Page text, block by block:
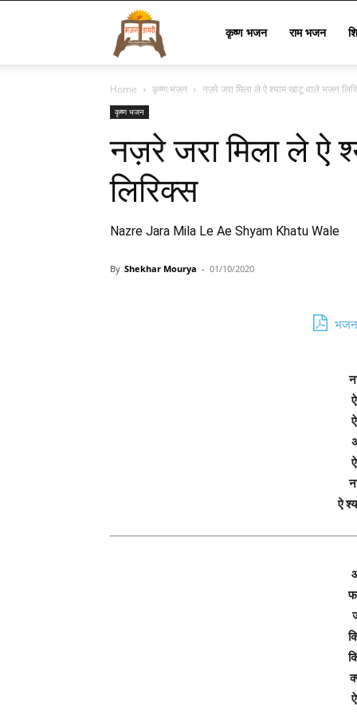
Lyrics
कृष्ण भजन राम भजन
Home कृष्ण भजन नज़रे जरा मिला ले ऐ श्याम खाटू वाले भजन
कृष्ण भजन
नज़रे जरा मिला ले ऐ
लिरिक्स
Nazre Jara Mila Le Ae Shyam Khatu Wale
By Shekhar Mourya - 01/10/2020
भजन
ऐ